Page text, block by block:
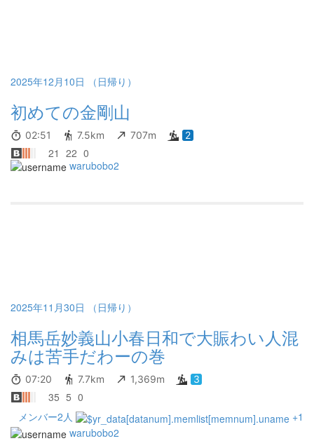
2025年12月10日 （日帰り）
初めての金剛山
02:51 7.5km 707m 2
21 22 0
warubobo2
2025年11月30日 （日帰り）
相馬岳妙義山小春日和で大賑わい人混
みは苦手だわーの巻
07:20 7.7km 1,369m 3
35 5 0
メンバー2人
+1
warubobo2